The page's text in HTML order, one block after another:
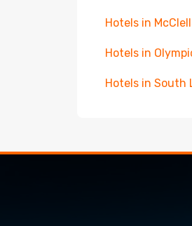
Hotels in
Hotels in
Hotels in South